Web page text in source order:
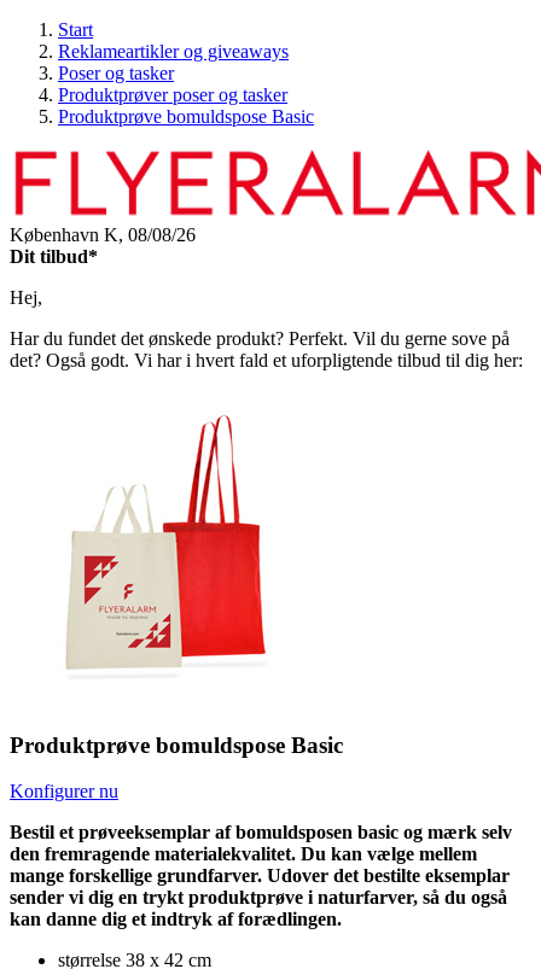
Start
Reklameartikler og giveaways
Poser og tasker
Produktprøver poser og tasker
Produktprøve bomuldspose Basic
København K, 08/08/26
Dit tilbud*
Hej,
Har du fundet det ønskede produkt? Perfekt. Vil du gerne sove på
det? Også godt. Vi har i hvert fald et uforpligtende tilbud til dig her:
Produktprøve bomuldspose Basic
Konfigurer nu
Bestil et prøveeksemplar af bomuldsposen basic og mærk selv
den fremragende materialekvalitet. Du kan vælge mellem
mange forskellige grundfarver. Udover det bestilte eksemplar
sender vi dig en trykt produktprøve i naturfarver, så du også
kan danne dig et indtryk af forædlingen.
størrelse 38 x 42 cm